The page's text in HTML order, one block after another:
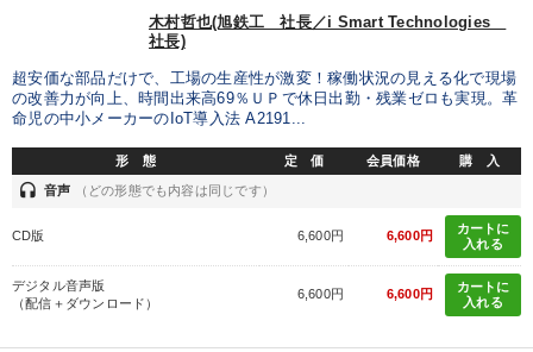
木村哲也(旭鉄工 社長／i Smart Technologies
社長)
超安価な部品だけで、工場の生産性が激変！稼働状況の見える化で現場
の改善力が向上、時間出来高69％ＵＰで休日出勤・残業ゼロも実現。革
命児の中小メーカーのIoT導入法 A2191...
形 態 定 価 会員価格 購 入
headset 音声 （どの形態でも内容は同じです）
CD版 6,600円 6,600円
カートに
入れる
デジタル音声版
（配信＋ダウンロード）
6,600円 6,600円
カートに
入れる